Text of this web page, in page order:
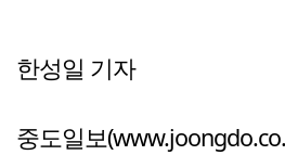
한성일 기자
중도일보